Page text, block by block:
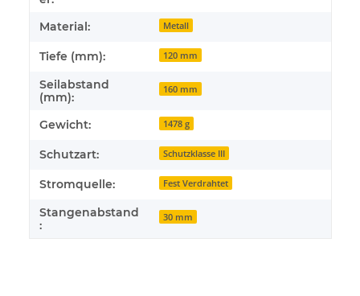
Material: Metall
Tiefe (mm): 120 mm
Seilabstand
(mm):
160 mm
Gewicht: 1478 g
Schutzart: Schutzklasse III
Stromquelle: Fest Verdrahtet
Stangenabstand
:
30 mm